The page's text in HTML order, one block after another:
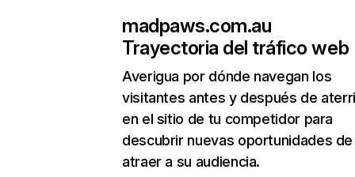
madpaws.com.au
Trayectoria del tráfico web
Averigua por dónde navegan los
visitantes antes y después de
en el sitio de tu competidor para
descubrir nuevas oportunidades de
atraer a su audiencia.